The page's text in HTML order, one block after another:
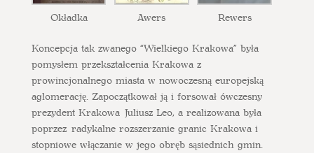
Okładka Awers Rewers
Koncepcja tak zwanego “Wielkiego Krakowa” była
pomysłem przekształcenia Krakowa z
prowincjonalnego miasta w nowoczesną europejską
aglomerację. Zapoczątkował ją i forsował ówczesny
prezydent Krakowa Juliusz Leo, a realizowana była
poprzez radykalne rozszerzanie granic Krakowa i
stopniowe włączanie w jego obręb sąsiednich gmin.